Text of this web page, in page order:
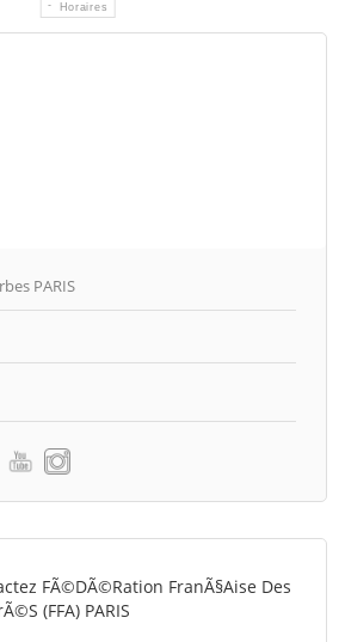
Horaires
PARIS
FÃ©dÃ©ration FranÃ§aise Des
(FFA) PARIS